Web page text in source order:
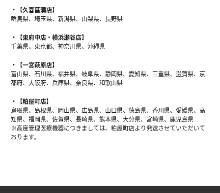
【久喜菖蒲店】
群馬県、埼玉県、新潟県、山梨県、長野県
【東府中店・横浜瀬谷店】
千葉県、東京都、神奈川県、沖縄県
【一宮萩原店】
富山県、石川県、福井県、岐阜県、静岡県、愛知県、三重県、滋賀県、京
都府、大阪府、兵庫県、奈良県、和歌山県
【粕屋町店】
鳥取県、島根県、岡山県、広島県、山口県、徳島県、香川県、愛媛県、高
知県、福岡県、佐賀県、長崎県、熊本県、大分県、宮崎県、鹿児島県
※高度管理医療機器につきましては、粕屋町店より発送させていただいて
おります。